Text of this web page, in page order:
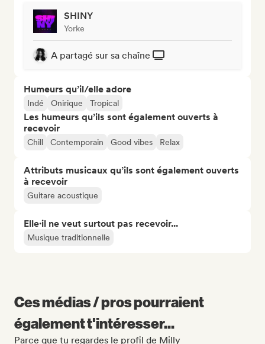
SHINY
Yorke
A partagé sur sa chaîne
Humeurs qu’il/elle adore
Indé Onirique Tropical
Les humeurs qu’ils sont également ouverts à
recevoir
Chill Contemporain Good vibes Relax
Attributs musicaux qu’ils sont également ouverts
à recevoir
Guitare acoustique
Elle·il ne veut surtout pas recevoir...
Musique traditionnelle
Ces médias / pros pourraient
également t'intéresser...
Parce que tu regardes le profil de Milly